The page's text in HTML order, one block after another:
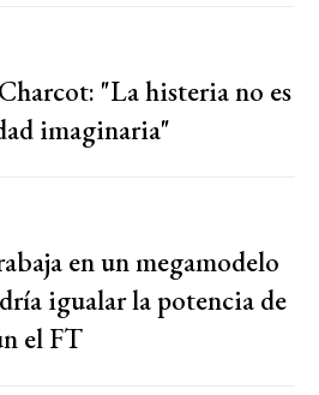
"La histeria no es
imaginaria"
en un megamodelo
igualar la potencia de
el FT